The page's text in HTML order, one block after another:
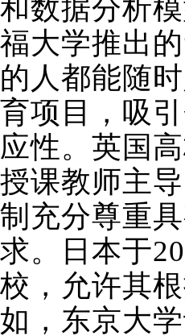
和数据分析
福大学推出
的人都能随
育项目，吸
应性。英国
授课教师主
制充分尊重
求。日本于
校，允许其
如，东京大